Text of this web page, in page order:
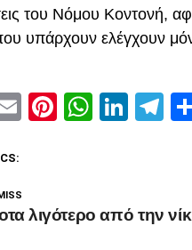
του Νόμου Κοντονή,
υπάρχουν ελέγχουν
EmailPinterest
λιγότερο από την